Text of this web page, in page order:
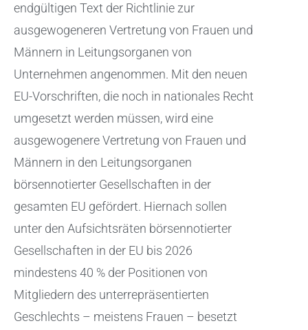
endgültigen Text der Richtlinie zur
ausgewogeneren Vertretung von Frauen und
Männern in Leitungsorganen von
Unternehmen angenommen. Mit den neuen
EU-Vorschriften, die noch in nationales Recht
umgesetzt werden müssen, wird eine
ausgewogenere Vertretung von Frauen und
Männern in den Leitungsorganen
börsennotierter Gesellschaften in der
gesamten EU gefördert. Hiernach sollen
unter den Aufsichtsräten börsennotierter
Gesellschaften in der EU bis 2026
mindestens 40 % der Positionen von
Mitgliedern des unterrepräsentierten
Geschlechts – meistens Frauen – besetzt